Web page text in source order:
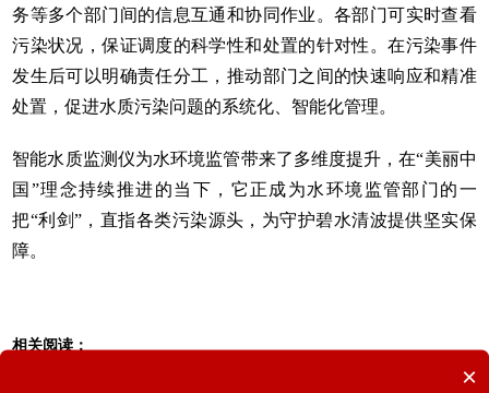
务等多个部门间的信息互通和协同作业。各部门可实时查看
污染状况，保证调度的科学性和处置的针对性。在污染事件
发生后可以明确责任分工，推动部门之间的快速响应和精准
处置，促进水质污染问题的系统化、智能化管理。
智能水质监测仪为水环境监管带来了多维度提升，在“美丽中
国”理念持续推进的当下，它正成为水环境监管部门的一
把“利剑”，直指各类污染源头，为守护碧水清波提供坚实保
障。
相关阅读：
×